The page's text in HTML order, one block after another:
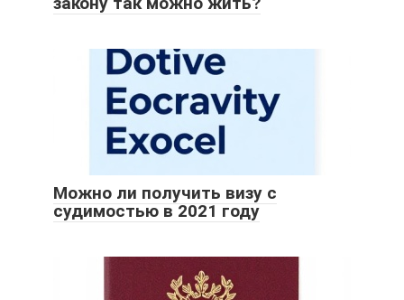
Можно ли получить визу с
судимостью в 2021 году